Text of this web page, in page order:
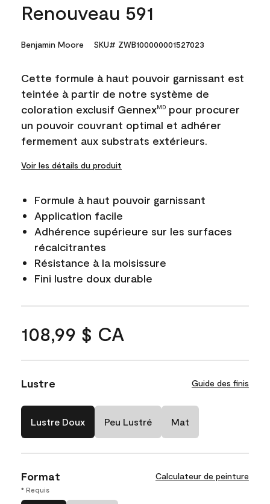
Renouveau 591
Benjamin Moore SKU# ZWB100000001527023
Cette formule à haut pouvoir garnissant est
teintée à partir de notre système de
coloration exclusif GennexMD pour procurer
un pouvoir couvrant optimal et adhérer
fermement aux substrats extérieurs.
Voir les détails du produit
Formule à haut pouvoir garnissant
Application facile
Adhérence supérieure sur les surfaces
récalcitrantes
Résistance à la moisissure
Fini lustre doux durable
108,99 $ CA
Lustre Guide des finis
Lustre Doux Peu Lustré Mat
Format Calculateur de peinture
* Requis